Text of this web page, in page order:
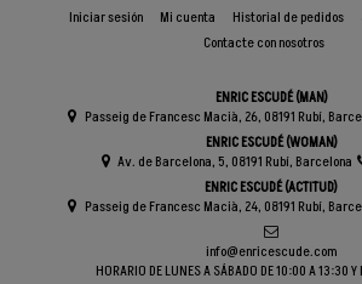
Iniciar sesión Mi cuenta Historial de pedidos
Contacte con nosotros
ENRIC ESCUDÉ (MAN)
Passeig de Francesc Macià, 26, 08191 Rubí,
ENRIC ESCUDÉ (WOMAN)
Av. de Barcelona, 5, 08191 Rubí, Barcelona
ENRIC ESCUDÉ (ACTITUD)
Passeig de Francesc Macià, 24, 08191 Rubí,
info@enricescude.com
HORARIO DE LUNES A SÁBADO DE 10:00 A 13:30